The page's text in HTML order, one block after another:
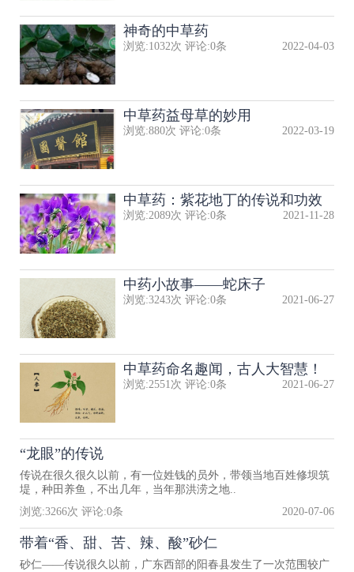
神奇的中草药
浏览:1032次 评论:0条 2022-04-03
中草药益母草的妙用
浏览:880次 评论:0条 2022-03-19
中草药：紫花地丁的传说和功效
浏览:2089次 评论:0条 2021-11-28
中药小故事——蛇床子
浏览:3243次 评论:0条 2021-06-27
中草药命名趣闻，古人大智慧！
浏览:2551次 评论:0条 2021-06-27
“龙眼”的传说
传说在很久很久以前，有一位姓钱的员外，带领当地百姓修坝筑
堤，种田养鱼，不出几年，当年那洪涝之地..
浏览:3266次 评论:0条 2020-07-06
带着“香、甜、苦、辣、酸”砂仁
砂仁——传说很久以前，广东西部的阳春县发生了一次范围较广